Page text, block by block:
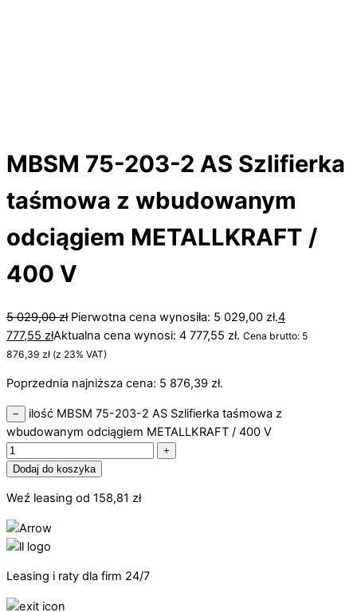
MBSM 75-203-2 AS Szlifierka
taśmowa z wbudowanym
odciągiem METALLKRAFT /
400 V
5 029,00zł Pierwotna cena wynosiła: 5 029,00 zł.4
777,55 złAktualna cena wynosi: 4 777,55 zł. Cena brutto: 5
876,39 zł (z 23% VAT)
Poprzednia najniższa cena: 5 876,39 zł.
−
ilość MBSM 75-203-2 AS Szlifierka taśmowa z
wbudowanym odciągiem METALLKRAFT / 400 V
+
Dodaj do koszyka
Weź leasing od 158,81 zł
Leasing i raty dla firm 24/7